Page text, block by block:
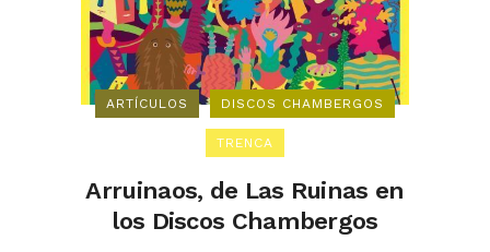
ARTÍCULOS DISCOS CHAMBERGOS
TRENCA
Arruinaos, de Las Ruinas en
los Discos Chambergos